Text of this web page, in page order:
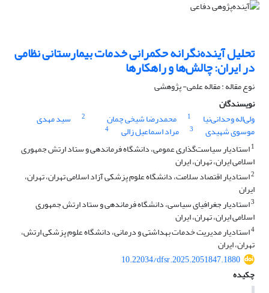
تحلیل آینده‌نگرانه حکمرانی خدمات بیمارستانی نظامی
در ایران: چالش‌ها و راهکارها
نوع مقاله : مقاله علمی- پژوهشی
نویسندگان
ولی‌اله وحدانی‌نیا
1 محمدرضا شیخی چمان 2 سید مهدی
موسوی شهیدی 3 مراد اسماعیل زالی
4
1استادیار سیاست‌گذاری عمومی، دانشگاه فرماندهی و ستاد ارتش جمهوری
اسلامی ایران، تهران، ایران
2استادیار اقتصاد سلامت، دانشگاه علوم پزشکی آزاد اسلامی تهران، تهران،
ایران
3استادیار جغرافیای سیاسی، دانشگاه فرماندهی و ستاد ارتش جمهوری
اسلامی ایران، تهران، ایران
4استادیار مدیریت خدمات بهداشتی و درمانی، دانشگاه علوم پزشکی ارتش،
تهران، ایران
10.22034/dfsr.2025.2051847.1880
چکیده